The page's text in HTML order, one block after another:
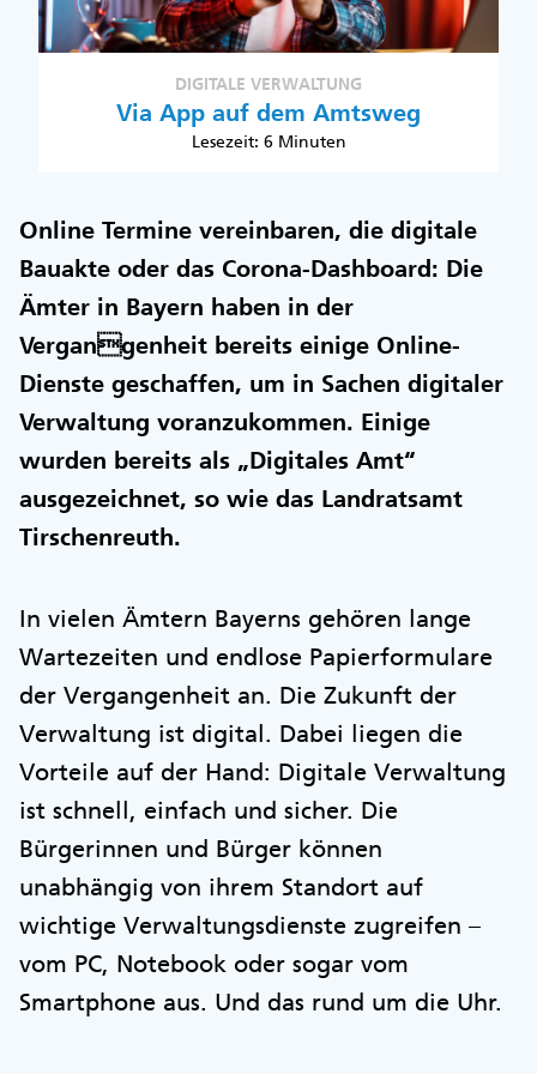
DIGITALE VERWALTUNG
Via App auf dem Amtsweg
Lesezeit: 6 Minuten
Online Termine vereinbaren, die digitale
Bauakte oder das Corona-Dashboard: Die
Ämter in Bayern haben in der
Vergangenheit bereits einige Online-
Dienste geschaffen, um in Sachen digitaler
Verwaltung voranzukommen. Einige
wurden bereits als „Digitales Amt“
ausgezeichnet, so wie das Landratsamt
Tirschenreuth.
In vielen Ämtern Bayerns gehören lange
Wartezeiten und endlose Papierformulare
der Vergangenheit an. Die Zukunft der
Verwaltung ist digital. Dabei liegen die
Vorteile auf der Hand: Digitale Verwaltung
ist schnell, einfach und sicher. Die
Bürgerinnen und Bürger können
unabhängig von ihrem Standort auf
wichtige Verwaltungsdienste zugreifen –
vom PC, Notebook oder sogar vom
Smartphone aus. Und das rund um die Uhr.